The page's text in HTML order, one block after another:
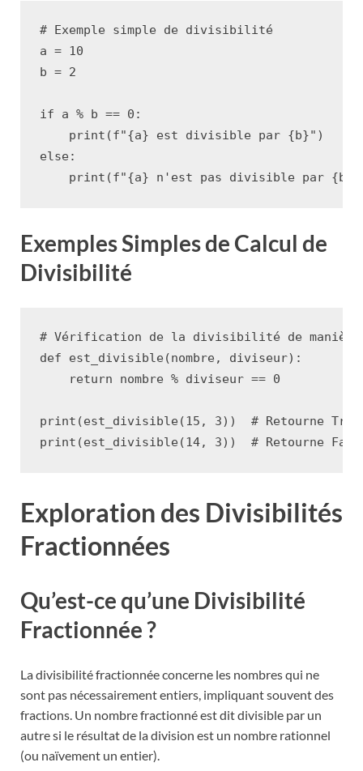
# Exemple simple de divisibilité
a = 10
b = 2
if a % b == 0 :
print (f"{a} est divisible par {b}" )
else :
print (f"{a} n'est pas divisible par {b
Exemples Simples de Calcul de
Divisibilité
# Vérification de la divisibilité de manière
def
est_divisible (nombre , diviseur):
return
nombre % diviseur == 0
print (est_divisible (15 , 3))
# Retourne True
print (est_divisible (14, 3)) # Retourne
Exploration des Divisibilités
Fractionnées
Qu’est-ce qu’une Divisibilité
Fractionnée ?
La divisibilité fractionnée concerne les nombres qui ne
sont pas nécessairement entiers, impliquant souvent des
fractions. Un nombre fractionné est dit divisible par un
autre si le résultat de la division est un nombre rationnel
(ou naïvement un entier).